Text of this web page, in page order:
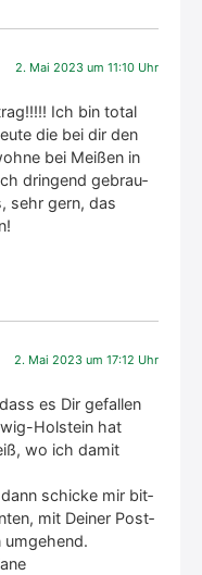
2. Mai 2023 um 11:10 Uhr
Ich bin total
die bei dir den
bei Mei­ßen in
drin­gend gebrau­
sehr gern, das
2. Mai 2023 um 17:12 Uhr
es Dir gefal­len
Hol­stein hat
wo ich damit
schi­cke mir bit­
mit Dei­ner Post­
umge­hend.